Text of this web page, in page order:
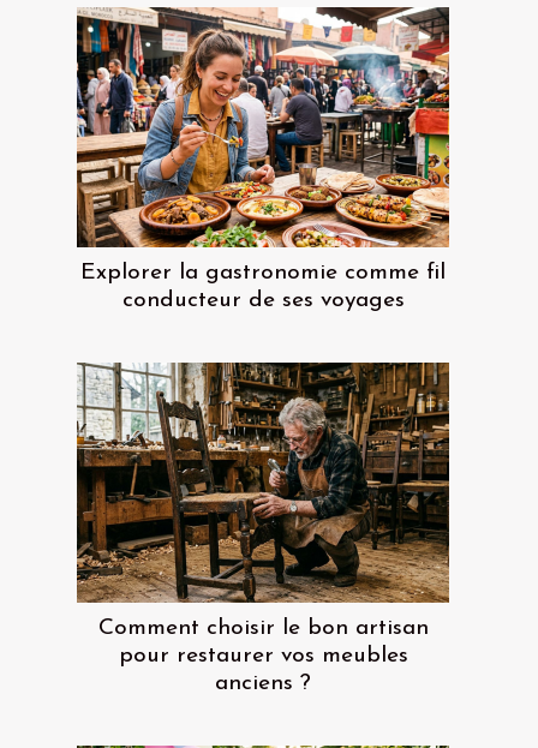
Explorer la gastronomie comme fil
conducteur de ses voyages
Comment choisir le bon artisan
pour restaurer vos meubles
anciens ?